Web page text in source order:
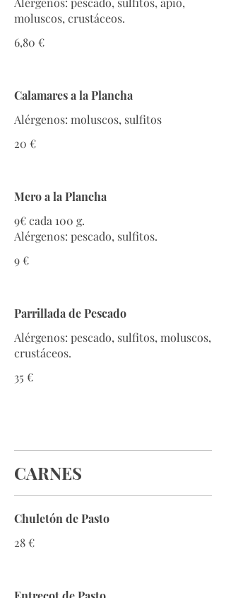
moluscos, crustáceos.
6,80 €
Calamares a la Plancha
Alérgenos: moluscos, sulfitos
20 €
Mero a la Plancha
9€ cada 100 g.
Alérgenos: pescado, sulfitos.
9 €
Parrillada de Pescado
Alérgenos: pescado, sulfitos, moluscos,
crustáceos.
35 €
CARNES
Chuletón de Pasto
28 €